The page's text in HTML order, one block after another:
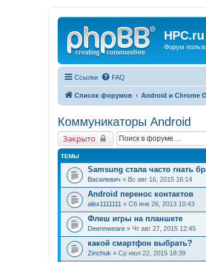
HPC.ru
Форум
Ссылки FAQ
Список форумов Android и Chrome
Коммуникаторы Android
Закрыто
ТЕМЫ
Samsung стала часто гнать
Василевич » Вс авг 16, 2015 16:14
Android перенос контактов
alex1111111 » Сб янв 26, 2013 10:43
Флеш игры на планшете
Deennweare » Чт авг 27, 2015 12:45
какой смартфон выбрать?
Zinchuk » Ср июл 22, 2015 18:39